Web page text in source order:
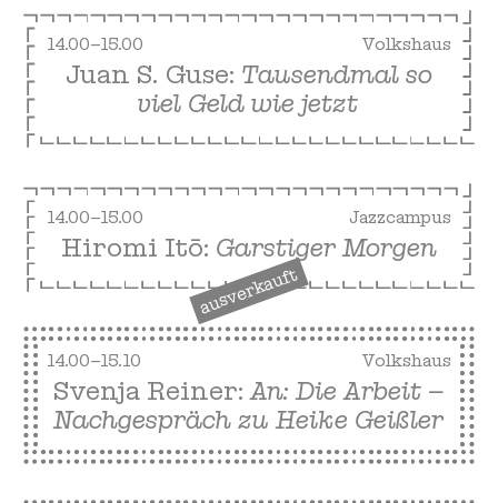
14.00–15.00 Volkshaus
Juan S. Guse: Tausendmal so
viel Geld wie jetzt
14.00–15.00 Jazzcampus
ausverkauft
Hiromi Itō: Garstiger Morgen
14.00–15.10 Volkshaus
Svenja Reiner:An: Die Arbeit –
Nachgespräch zu Heike Geißler